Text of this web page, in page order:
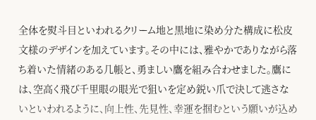
全体を熨斗目といわれるクリーム地と黒地に染め分た構成に松皮
文様のデザインを加えています。その中には、雅やかでありながら落
ち着いた情緒のある几帳と、勇ましい鷹を組み合わせました。鷹に
は、空高く飛び千里眼の眼光で狙いを定め鋭い爪で決して逃さな
いといわれるように、向上性、先見性、幸運を掴むという願いが込め